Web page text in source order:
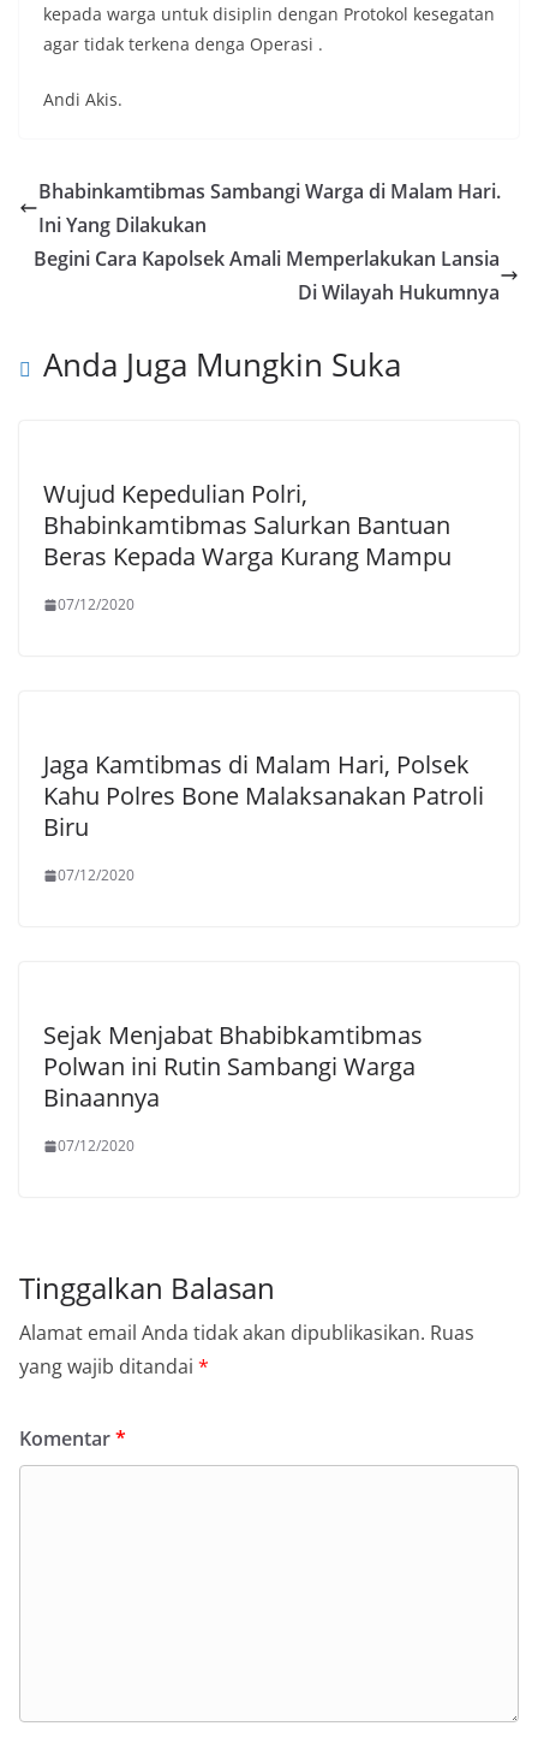
kepada warga untuk disiplin dengan Protokol kesegatan
agar tidak terkena denga Operasi .
Andi Akis.
Bhabinkamtibmas Sambangi Warga di Malam Hari.
Ini Yang Dilakukan
Begini Cara Kapolsek Amali Memperlakukan Lansia
Di Wilayah Hukumnya
Anda Juga Mungkin Suka
Wujud Kepedulian Polri,
Bhabinkamtibmas Salurkan Bantuan
Beras Kepada Warga Kurang Mampu
07/12/2020
Jaga Kamtibmas di Malam Hari, Polsek
Kahu Polres Bone Malaksanakan Patroli
Biru
07/12/2020
Sejak Menjabat Bhabibkamtibmas
Polwan ini Rutin Sambangi Warga
Binaannya
07/12/2020
Tinggalkan Balasan
Alamat email Anda tidak akan dipublikasikan. Ruas
yang wajib ditandai *
Komentar*